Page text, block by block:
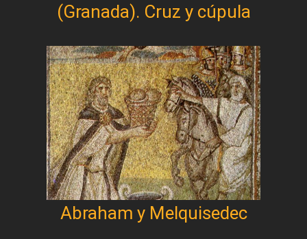
(Granada). Cruz y cúpula
Abraham y Melquisedec